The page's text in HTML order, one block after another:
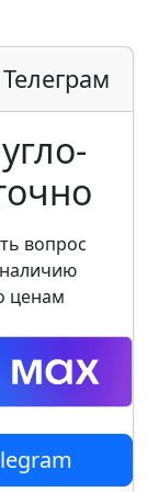
вопрос
ценам